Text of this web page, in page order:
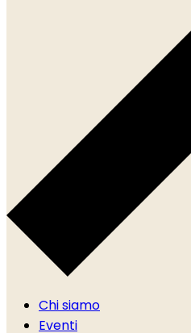
Chi siamo
Eventi